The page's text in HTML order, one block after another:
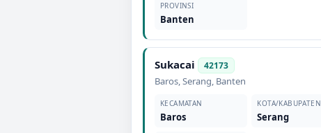
PROVINSI
Banten
Sukacai 42173
Baros,Serang, Banten
KECAMATAN
Baros
KOTA/KABUPATEN
Serang